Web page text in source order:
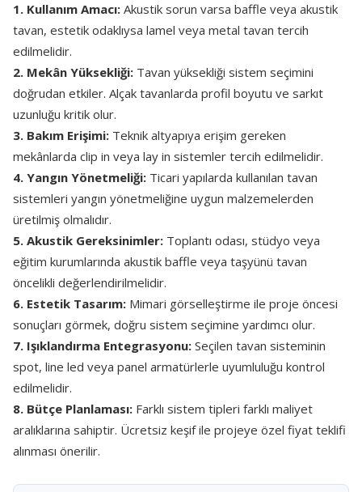
1. Kullanım Amacı: Akustik sorun varsa baffle veya akustik
tavan, estetik odaklıysa lamel veya metal tavan tercih
edilmelidir.
2. Mekân Yüksekliği: Tavan yüksekliği sistem seçimini
doğrudan etkiler. Alçak tavanlarda profil boyutu ve sarkıt
uzunluğu kritik olur.
3. Bakım Erişimi: Teknik altyapıya erişim gereken
mekânlarda clip in veya lay in sistemler tercih edilmelidir.
4. Yangın Yönetmeliği: Ticari yapılarda kullanılan tavan
sistemleri yangın yönetmeliğine uygun malzemelerden
üretilmiş olmalıdır.
5. Akustik Gereksinimler: Toplantı odası, stüdyo veya
eğitim kurumlarında akustik baffle veya taşyünü tavan
öncelikli değerlendirilmelidir.
6. Estetik Tasarım: Mimari görselleştirme ile proje öncesi
sonuçları görmek, doğru sistem seçimine yardımcı olur.
7. Işıklandırma Entegrasyonu: Seçilen tavan sisteminin
spot, line led veya panel armatürlerle uyumluluğu kontrol
edilmelidir.
8. Bütçe Planlaması: Farklı sistem tipleri farklı maliyet
aralıklarına sahiptir. Ücretsiz keşif ile projeye özel fiyat teklifi
alınması önerilir.